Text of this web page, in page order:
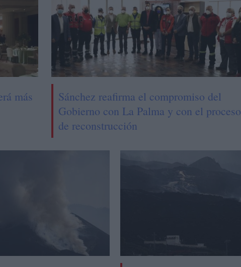
más
Sánchez reafirma el compromiso del
Gobierno con La Palma y con el proceso
de reconstrucción